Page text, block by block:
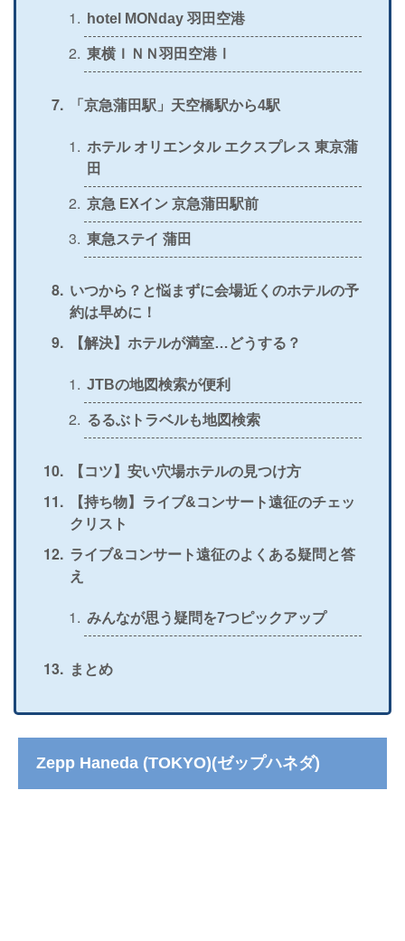
hotel MONday 羽田空港
東横ＩＮＮ羽田空港Ⅰ
「京急蒲田駅」天空橋駅から4駅
ホテル オリエンタル エクスプレス 東京蒲
田
京急 EXイン 京急蒲田駅前
東急ステイ 蒲田
いつから？と悩まずに会場近くのホテルの予
約は早めに！
【解決】ホテルが満室…どうする？
JTBの地図検索が便利
るるぶトラベルも地図検索
【コツ】安い穴場ホテルの見つけ方
【持ち物】ライブ&コンサート遠征のチェッ
クリスト
ライブ&コンサート遠征のよくある疑問と答
え
みんなが思う疑問を7つピックアップ
まとめ
Zepp Haneda (TOKYO)(ゼップハネダ)